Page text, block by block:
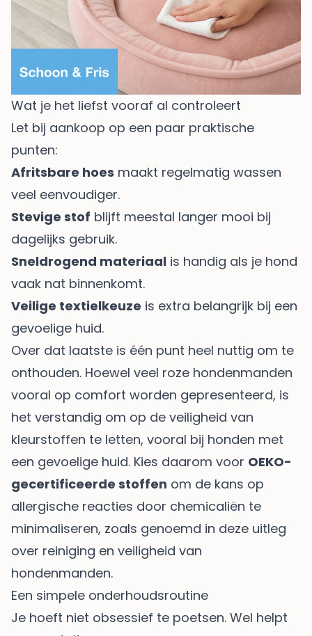
Wat je het liefst vooraf al controleert
Let bij aankoop op een paar praktische
punten:
Afritsbare hoes maakt regelmatig wassen
veel eenvoudiger.
Stevige stof blijft meestal langer mooi bij
dagelijks gebruik.
Sneldrogend materiaal is handig als je hond
vaak nat binnenkomt.
Veilige textielkeuze is extra belangrijk bij een
gevoelige huid.
Over dat laatste is één punt heel nuttig om te
onthouden. Hoewel veel roze hondenmanden
vooral op comfort worden gepresenteerd, is
het verstandig om op de veiligheid van
kleurstoffen te letten, vooral bij honden met
een gevoelige huid. Kies daarom voor OEKO-
gecertificeerde stoffen om de kans op
allergische reacties door chemicaliën te
minimaliseren, zoals genoemd in deze uitleg
over reiniging en veiligheid van
hondenmanden.
Een simpele onderhoudsroutine
Je hoeft niet obsessief te poetsen. Wel helpt